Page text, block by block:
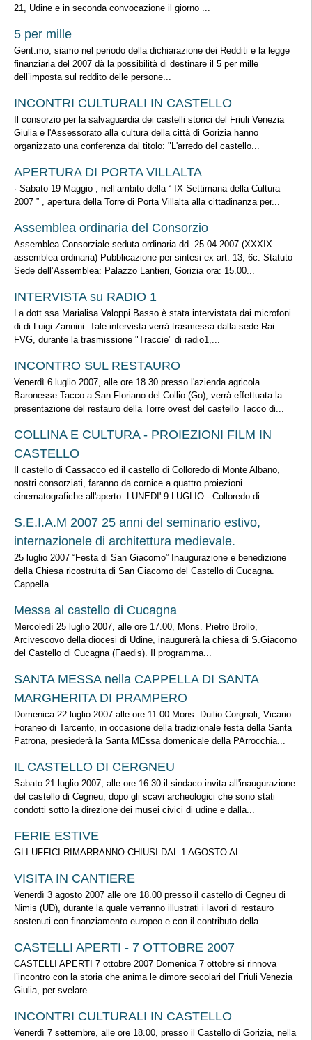
21, Udine e in seconda convocazione il giorno ...
5 per mille
Gent.mo, siamo nel periodo della dichiarazione dei Redditi e la legge
finanziaria del 2007 dà la possibilità di destinare il 5 per mille
dell’imposta sul reddito delle persone...
INCONTRI CULTURALI IN CASTELLO
Il consorzio per la salvaguardia dei castelli storici del Friuli Venezia
Giulia e l'Assessorato alla cultura della città di Gorizia hanno
organizzato una conferenza dal titolo: "L'arredo del castello...
APERTURA DI PORTA VILLALTA
· Sabato 19 Maggio , nell’ambito della “ IX Settimana della Cultura
2007 ” , apertura della Torre di Porta Villalta alla cittadinanza per...
Assemblea ordinaria del Consorzio
Assemblea Consorziale seduta ordinaria dd. 25.04.2007 (XXXIX
assemblea ordinaria) Pubblicazione per sintesi ex art. 13, 6c. Statuto
Sede dell’Assemblea: Palazzo Lantieri, Gorizia ora: 15.00...
INTERVISTA su RADIO 1
La dott.ssa Marialisa Valoppi Basso è stata intervistata dai microfoni
di di Luigi Zannini. Tale intervista verrà trasmessa dalla sede Rai
FVG, durante la trasmissione "Traccie" di radio1,...
INCONTRO SUL RESTAURO
Venerdì 6 luglio 2007, alle ore 18.30 presso l'azienda agricola
Baronesse Tacco a San Floriano del Collio (Go), verrà effettuata la
presentazione del restauro della Torre ovest del castello Tacco di...
COLLINA E CULTURA - PROIEZIONI FILM IN
CASTELLO
Il castello di Cassacco ed il castello di Colloredo di Monte Albano,
nostri consorziati, faranno da cornice a quattro proiezioni
cinematografiche all'aperto: LUNEDI' 9 LUGLIO - Colloredo di...
S.E.I.A.M 2007 25 anni del seminario estivo,
internazionele di architettura medievale.
25 luglio 2007 “Festa di San Giacomo” Inaugurazione e benedizione
della Chiesa ricostruita di San Giacomo del Castello di Cucagna.
Cappella...
Messa al castello di Cucagna
Mercoledì 25 luglio 2007, alle ore 17.00, Mons. Pietro Brollo,
Arcivescovo della diocesi di Udine, inaugurerà la chiesa di S.Giacomo
del Castello di Cucagna (Faedis). Il programma...
SANTA MESSA nella CAPPELLA DI SANTA
MARGHERITA DI PRAMPERO
Domenica 22 luglio 2007 alle ore 11.00 Mons. Duilio Corgnali, Vicario
Foraneo di Tarcento, in occasione della tradizionale festa della Santa
Patrona, presiederà la Santa MEssa domenicale della PArrocchia...
IL CASTELLO DI CERGNEU
Sabato 21 luglio 2007, alle ore 16.30 il sindaco invita all'inaugurazione
del castello di Cegneu, dopo gli scavi archeologici che sono stati
condotti sotto la direzione dei musei civici di udine e dalla...
FERIE ESTIVE
GLI UFFICI RIMARRANNO CHIUSI DAL 1 AGOSTO AL ...
VISITA IN CANTIERE
Venerdì 3 agosto 2007 alle ore 18.00 presso il castello di Cegneu di
Nimis (UD), durante la quale verranno illustrati i lavori di restauro
sostenuti con finanziamento europeo e con il contributo della...
CASTELLI APERTI - 7 OTTOBRE 2007
CASTELLI APERTI 7 ottobre 2007 Domenica 7 ottobre si rinnova
l’incontro con la storia che anima le dimore secolari del Friuli Venezia
Giulia, per svelare...
INCONTRI CULTURALI IN CASTELLO
Venerdì 7 settembre, alle ore 18.00, presso il Castello di Gorizia, nella